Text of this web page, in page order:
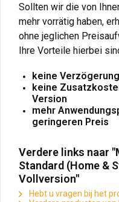
Sollten wir die von
mehr vorrätig haben,
ohne jeglichen
Ihre Vorteile hierbei
keine
keine
Version
mehr
geringeren Preis
Verdere links naar
Standard (Home &
Vollversion"
Hebt u vragen bij het